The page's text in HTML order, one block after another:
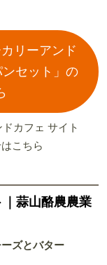
リーアンド
セット」の
ドカフェ サイト
こちら
蒜山酪農農業
ズとバター